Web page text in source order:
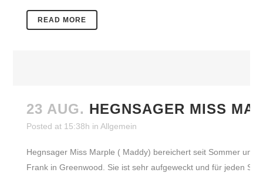
READ MORE
23 AUG. HEGNSAGER MISS
Posted at 15:38h inAllgemein
Hegnsager Miss Marple ( Maddy) bereichert seit Sommer
Frank in Greenwood. Sie ist sehr aufgeweckt und für jeden